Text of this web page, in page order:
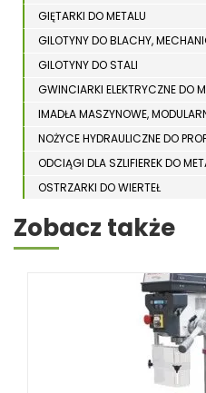
GIĘTARKI DO METALU
GILOTYNY DO BLACHY,
GILOTYNY DO STALI
GWINCIARKI ELEKTRYCZNE DO
IMADŁA MASZYNOWE,
NOŻYCE HYDRAULICZNE DO
ODCIĄGI DLA SZLIFIEREK DO
OSTRZARKI DO WIERTEŁ
PIŁY TAŚMOWE DO METALU
PRASY DO OBRÓBKI
SZLIFIERKI DO METALU,
Zobacz także